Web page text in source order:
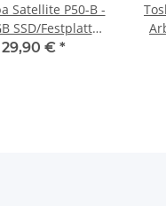
Satellite P50-B -
SSD/Festplatte
SATA
29,90 € *